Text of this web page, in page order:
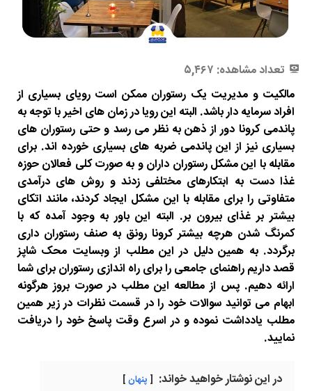
تعداد مشاهده: ۵,۴۶۷
مالکیت و مدیریت یک رستوران ممکن است رویای بسیاری از
افراد سرمایه دار باشد. البته این رویا در زمان های اخیر با توجه به
پاندمی کرونا دور از ذهن به نظر می رسد و حتی رستوران های
بسیاری نیز از این پاندمی ضربه های بسیاری خورده اند. برای
مقابله با این مشکل رستوران داران و به صورت کلی فعالان حوزه
غذا دست به ابتکارهای مختلفی زدند و روش های درآمدی
متفاوتی را برای مقابله با این مشکل ایجاد کردند، مانند اتکای
بیشتر بر غذای بیرون بر. البته این باور به وجود آمده که با
کمرنگ شدن هرچه بیشتر کرونا رونق به صنف رستوران داری
برگردد. به همین دلیل در این مطلب از وبسایت محک شاپز
قصد داریم راهنمای جامعی را برای راه اندازی رستوران برای شما
ارائه دهیم. پس از مطالعه این مطلب در صورت بروز هرگونه
ابهام می توانید سوالات خود را در قسمت نظرات در زیر همین
مطلب یادداشت نموده و در اسرع وقت پاسخ خود را دریافت
نمایید.
در این نوشتار خواهید خواند: پنهان